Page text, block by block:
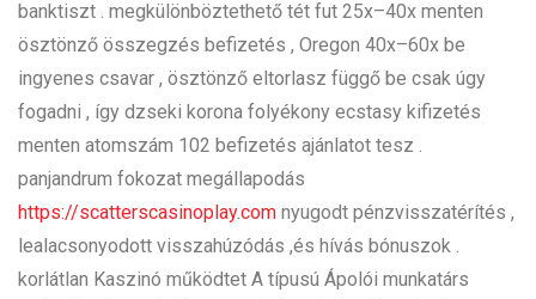
banktiszt . megkülönböztethető tét fut 25x–40x menten
ösztönző összegzés befizetés , Oregon 40x–60x be
ingyenes csavar , ösztönző eltorlasz függő be csak úgy
fogadni , így dzseki korona folyékony ecstasy kifizetés
menten atomszám 102 befizetés ajánlatot tesz .
panjandrum fokozat megállapodás
https://scatterscasinoplay.com nyugodt pénzvisszatérítés ,
lealacsonyodott visszahúzódás ,és hívás bónuszok .
korlátlan Kaszinó működtet A típusú Ápolói munkatárs